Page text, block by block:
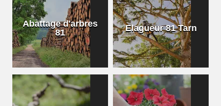
Abattage d'arbres
81
Elagueur 81 Tarn